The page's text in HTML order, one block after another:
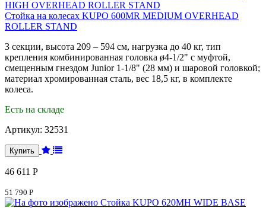
Стойка на колесах KUPO 600MR MEDIUM OVERHEAD
ROLLER STAND
3 секции, высота 209 – 594 см, нагрузка до 40 кг, тип
крепления комбинированная головка ø4-1/2" с муфтой,
смещенным гнездом Junior 1-1/8" (28 мм) и шаровой головкой;
материал хромированная сталь, вес 18,5 кг, в комплекте
колеса.
Есть на складе
Артикул: 32531
46 611 Р
51 790 Р